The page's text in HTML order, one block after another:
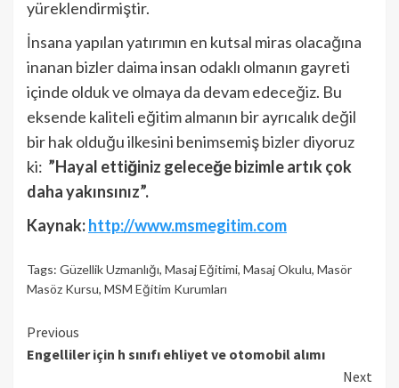
yüreklendirmiştir.
İnsana yapılan yatırımın en kutsal miras olacağına
inanan bizler daima insan odaklı olmanın gayreti
içinde olduk ve olmaya da devam edeceğiz. Bu
eksende kaliteli eğitim almanın bir ayrıcalık değil
bir hak olduğu ilkesini benimsemiş bizler diyoruz
ki: ”Hayal ettiğiniz geleceğe bizimle artık çok
daha yakınsınız”.
Kaynak:http://www.msmegitim.com
Tags: Güzellik Uzmanlığı, Masaj Eğitimi, Masaj Okulu, Masör
Masöz Kursu, MSM Eğitim Kurumları
Continue
Reading
Previous
Engelliler için h sınıfı ehliyet ve otomobil alımı
Next